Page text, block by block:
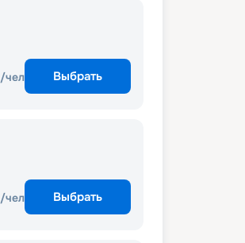
/чел Выбрать
/чел Выбрать